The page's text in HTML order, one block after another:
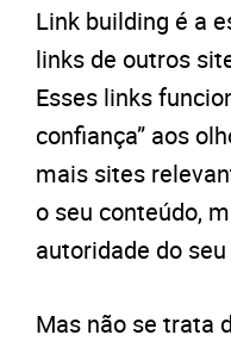
Link building é a
links de outros
Esses links
confiança” aos
mais sites
o seu conteúdo,
autoridade do
Mas não se trata